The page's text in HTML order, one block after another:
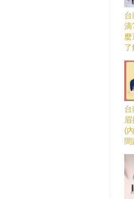
台
滴
麼
了
台
(
間